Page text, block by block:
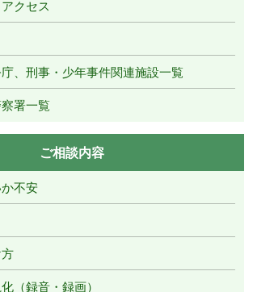
クセス
、刑事・少年事件関連施設一覧
署一覧
ご相談内容
不安
（録音・録画）